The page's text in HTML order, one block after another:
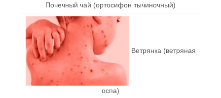
Почечный чай (ортосифон тычиночный)
Ветрянка (ветряная
оспа)